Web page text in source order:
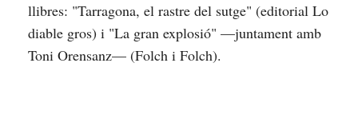
llibres: "Tarragona, el rastre del sutge" (editorial Lo
diable gros) i "La gran explosió" —juntament amb
Toni Orensanz— (Folch i Folch).